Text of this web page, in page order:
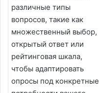
различные типы
вопросов, такие как
множественный выбор,
открытый ответ или
рейтинговая шкала,
чтобы адаптировать
опросы под конкретные